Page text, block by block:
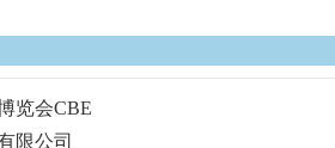
览会CBE
限公司